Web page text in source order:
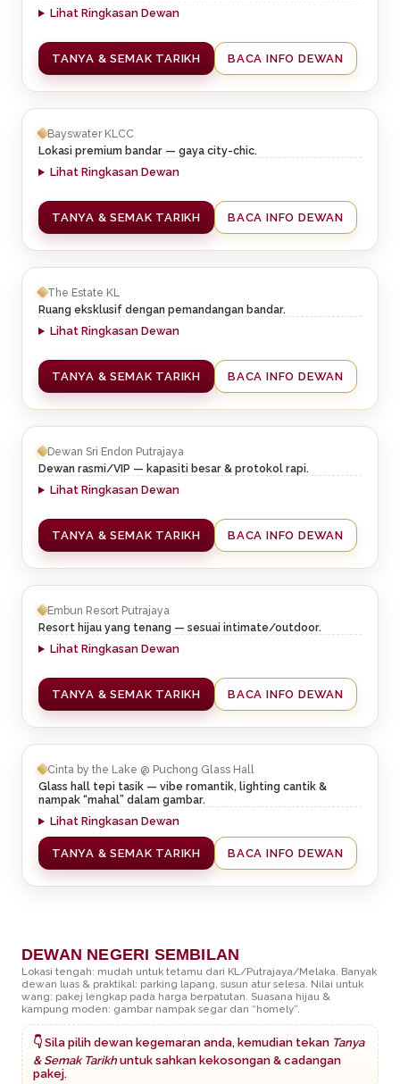
Lihat Ringkasan Dewan
TANYA & SEMAK TARIKH BACA INFO DEWAN
Bayswater KLCC
Lokasi premium bandar — gaya city-chic.
Lihat Ringkasan Dewan
TANYA & SEMAK TARIKH BACA INFO DEWAN
The Estate KL
Ruang eksklusif dengan pemandangan bandar.
Lihat Ringkasan Dewan
TANYA & SEMAK TARIKH BACA INFO DEWAN
Dewan Sri Endon Putrajaya
Dewan rasmi/VIP — kapasiti besar & protokol rapi.
Lihat Ringkasan Dewan
TANYA & SEMAK TARIKH BACA INFO DEWAN
Embun Resort Putrajaya
Resort hijau yang tenang — sesuai intimate/outdoor.
Lihat Ringkasan Dewan
TANYA & SEMAK TARIKH BACA INFO DEWAN
Cinta by the Lake @ Puchong Glass Hall
Glass hall tepi tasik — vibe romantik, lighting cantik &
nampak “mahal” dalam gambar.
Lihat Ringkasan Dewan
TANYA & SEMAK TARIKH BACA INFO DEWAN
DEWAN NEGERI SEMBILAN
Lokasi tengah: mudah untuk tetamu dari KL/Putrajaya/Melaka. Banyak
dewan luas & praktikal: parking lapang, susun atur selesa. Nilai untuk
wang: pakej lengkap pada harga berpatutan. Suasana hijau &
kampung moden: gambar nampak segar dan “homely”.
👇 Sila pilih dewan kegemaran anda, kemudian tekan Tanya
& Semak Tarikhuntuk sahkan kekosongan & cadangan
pakej.